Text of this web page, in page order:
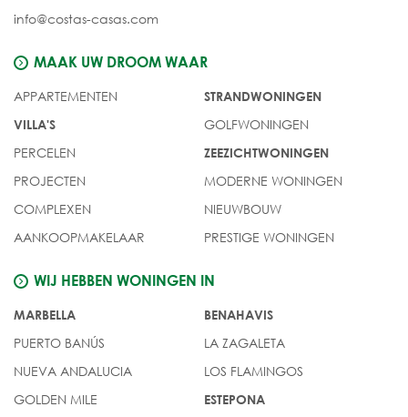
info@costas-casas.com
MAAK UW DROOM WAAR
APPARTEMENTEN
VILLA'S
PERCELEN
PROJECTEN
COMPLEXEN
AANKOOPMAKELAAR
STRANDWONINGEN
GOLFWONINGEN
ZEEZICHTWONINGEN
MODERNE WONINGEN
NIEUWBOUW
PRESTIGE WONINGEN
WIJ HEBBEN WONINGEN IN
MARBELLA
PUERTO BANÚS
NUEVA ANDALUCIA
GOLDEN MILE
BENAHAVIS
LA ZAGALETA
LOS FLAMINGOS
ESTEPONA